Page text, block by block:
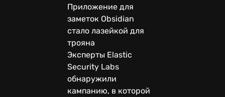
Приложение для
заметок Obsidian
стало лазейкой для
трояна
Эксперты Elastic
Security Labs
обнаружили
кампанию, в которой